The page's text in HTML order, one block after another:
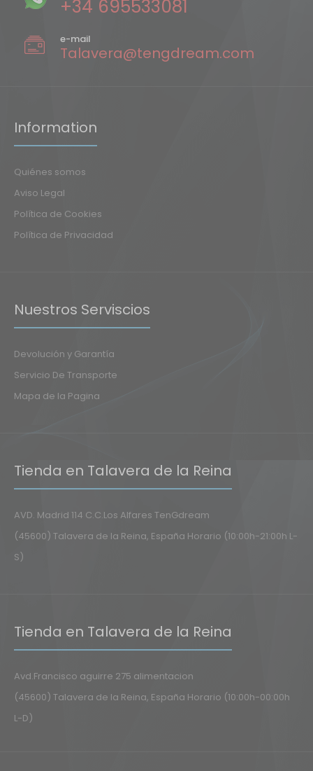
+34 695533081
e-mail
Talavera@tengdream.com
Information
Quiénes somos
Aviso Legal
Política de Cookies
Política de Privacidad
Nuestros Serviscios
Devolución y Garantía
Servicio De Transporte
Mapa de la Pagina
Tienda en Talavera de la Reina
AVD. Madrid 114 C.C.Los Alfares TenGdream
(45600) Talavera de la Reina, España Horario (10:00h-21:00h L-
S)
Tienda en Talavera de la Reina
Avd.Francisco aguirre 275 alimentacion
(45600) Talavera de la Reina, España Horario (10:00h-00:00h
L-D)